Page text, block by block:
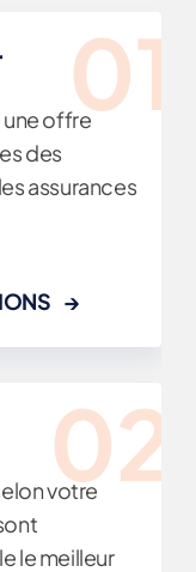
une offre
des
assurances
votre
le meilleur